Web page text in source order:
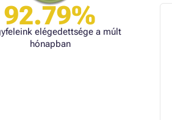
92.79%
elégedettsége a múlt
hónapban